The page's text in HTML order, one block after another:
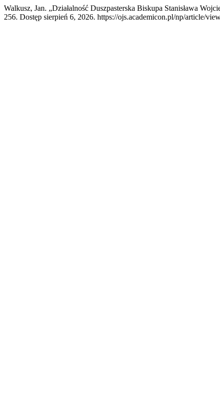
Walkusz, Jan. „Działalność Duszpasterska Biskupa Stanisława
256. Dostęp sierpień 6, 2026. https://ojs.academicon.pl/np/article/